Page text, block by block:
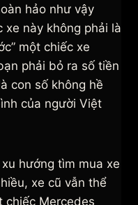
hảo như vậy
này không phải là
một chiếc xe
phải bỏ ra số tiền
con số không hề
của người Việt
hướng tìm mua xe
xe cũ vẫn thể
chiếc Mercedes